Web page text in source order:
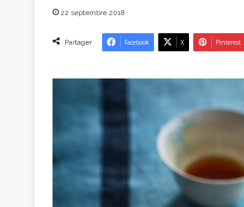
22 septembre 2018
Partager Facebook X Pinterest